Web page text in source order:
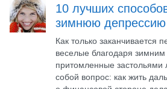
10 лучших
зимнюю депрессию
Как только заканчивается
веселые благодаря
притомленные застольями
собой вопрос: как жить